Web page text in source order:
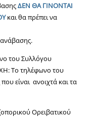
ΔΕΝ ΘΑ ΓΙΝΟΝΤΑΙ
και θα πρέπει να
του Συλλόγου
Το τηλέφωνο του
είναι ανοιχτά και τα
Ορειβατικού